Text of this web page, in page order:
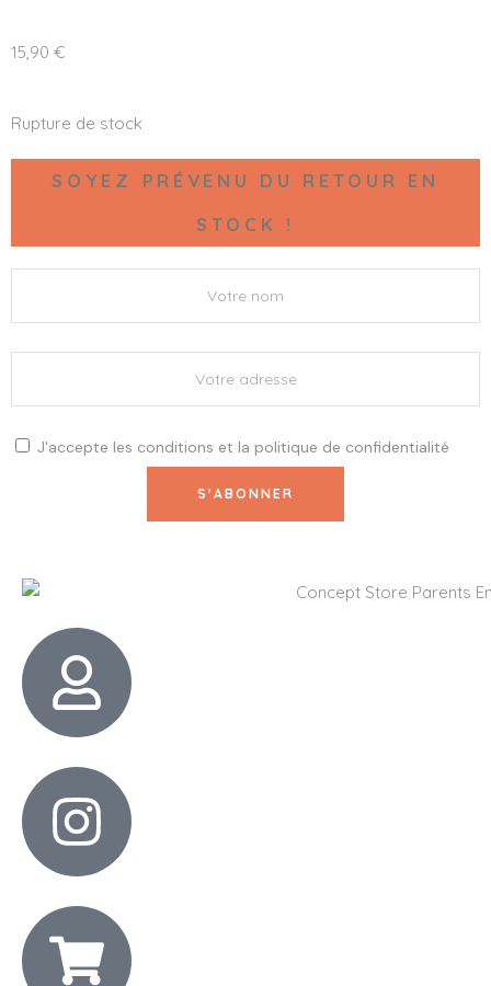
15,90 €
Rupture de stock
SOYEZ PRÉVENU DU RETOUR EN
STOCK !
J'accepte les conditions et la politique de confidentialité